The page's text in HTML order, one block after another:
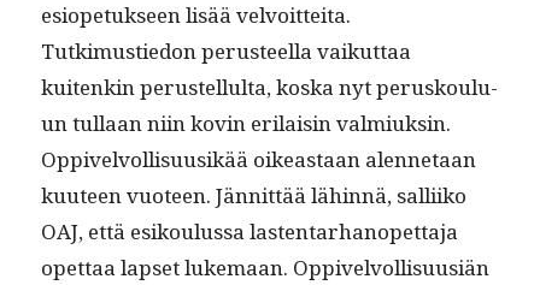
esiopetuk­seen lisää velvoit­tei­ta.
Tutkimustiedon perus­teel­la vaikut­taa
kuitenkin perustel­lul­ta, kos­ka nyt perusk­oulu­
un tul­laan niin kovin eri­laisin valmiuksin.
Oppivelvol­lisu­usikää oikeas­t­aan alen­netaan
kuu­teen vuo­teen. Jän­nit­tää lähin­nä, sal­li­iko
OAJ, että esik­oulus­sa las­ten­tarhanopet­ta­ja
opet­taa lapset luke­maan. Oppivelvol­lisu­usiän